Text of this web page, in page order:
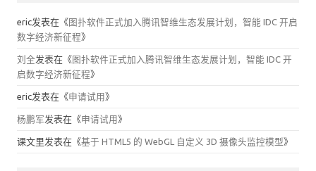
eric发表在《图扑软件正式加入腾讯智维生态发展计划，智能 IDC 开启
数字经济新征程》
刘全发表在《图扑软件正式加入腾讯智维生态发展计划，智能 IDC 开
启数字经济新征程》
eric发表在《申请试用》
杨鹏军发表在《申请试用》
课文里发表在《基于 HTML5 的 WebGL 自定义 3D 摄像头监控模型》